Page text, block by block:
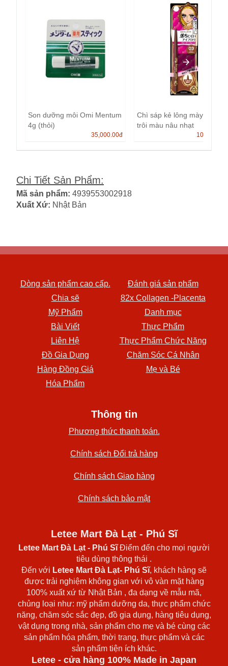
Son dưỡng môi Omi Mentum
4g (thỏi)
35,000.00đ
Chì sáp kẻ lông mày không
trôi màu nâu nhạt
100,000.00
Chi Tiết Sản Phẩm:
Mã sản phẩm: 4939553002918
Xuất Xứ: Nhật Bản
Dòng sản phẩm cao cấp.
Đánh giá sản phẩm
Chia sẽ
82x Collagen -Placenta
Mỹ Phẩm
Danh mục
Bài Viết
Thực Phẩm
Liên Hệ
Thực Phẩm Chức Năng
Đồ Gia Dụng
Chăm Sóc Cá Nhân
Hàng Đồng Giá
Mẹ và Bé
Hóa Phẩm
Thông tin
Phương thức thanh toán.
Chính sách Đổi trả hàng
Chính sách Giao hàng
Chính sách bảo mật
Letee Mart Đà Lạt - Phú Sĩ
Letee Mart Đà Lạt - Phú SĩĐiểm đến cho mọi người
tiêu dùng thông thái .
Đến với Letee Mart Đà Lạt- Phú Sĩ, khách hàng sẽ
được trải nghiệm không gian với vô vàn mặt hàng
100% xuất xứ từ Nhật Bản , đa dạng về mẫu mã,
chủng loại như: mỹ phẩm dưỡng da, thực phẩm chức
năng, chăm sóc sắc đẹp, đồ gia dụng, hàng tiêu dụng,
vật dụng trong nhà, sản phẩm cho mẹ và bé cùng các
sản phẩm hóa phẩm, thời trang, thực phẩm và các
sản phẩm tiện ích khác.
Letee - cửa hàng 100% Made in Japan